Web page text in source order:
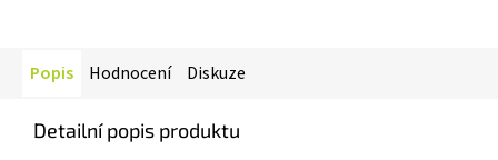
Popis Hodnocení Diskuze
Detailní popis produktu